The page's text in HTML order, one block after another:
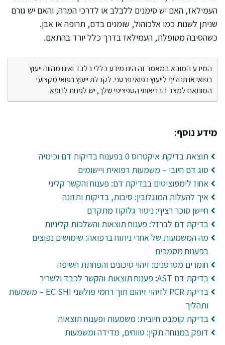
העמילאז, האם יש סימנים ללבלב או לדרכי המרה, והאם יש גורם
שניתן לשנות כמו אלכוהול, שומנים בדם, תרופה או אבן.
כשהסיבה מטופלת, העמילאז בדרך כלל יורד בהתאם.
המידע המובא במאמר זה הינו מידע כללי בלבד ואינו מהווה ייעוץ
רפואי או תחליף לייעוץ רפואי פרטני. לקבלת ייעוץ רפואי מקצועי
המותאם למצב הבריאותי הספציפי שלך, יש לפנות לרופא.
מידע נוסף:
תוצאת בדיקת איקטרוס 0 בפענוח בדיקות דם וכימיה
סוג דם חיובי – משמעות רפואית ויישומים
אחוז לימפוציטים בבדיקת דם: פענוח והקשר קליני
איך להעלות המוגלובין: סיבות, בדיקות ותזונה
חיישן סוכר רציף: ניטור גלוקוז מתקדם
בדיקת דם לברזל: פענוח תוצאות והשלכות קליניות
מה המשמעות של אחרי ניתוח ברפואה: שימושים נפוצים
בפענוח מסמכים
חומרים מסרטנים: זיהוי סיכונים והפחתת חשיפה
בדיקת דם AST: פענוח תוצאות והקשר לכבד ולשריר
בדיקת PCR לזיהוי זיהום תוך רחמי פולשני EC SHI – משמעות
ותהליך
בדיקת קומבס חיובית: משמעות ופענוח תוצאות
דופק במנוחה תקין: טווחים, מדידה ומשמעות